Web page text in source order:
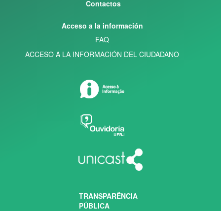
Contactos
Acceso a la información
FAQ
ACCESO A LA INFORMACIÓN DEL CIUDADANO
TRANSPARÊNCIA
PÚBLICA